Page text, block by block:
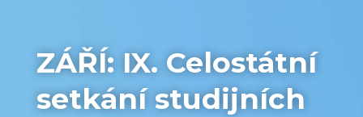
ZÁŘÍ: IX. Celostátní
setkání studijních